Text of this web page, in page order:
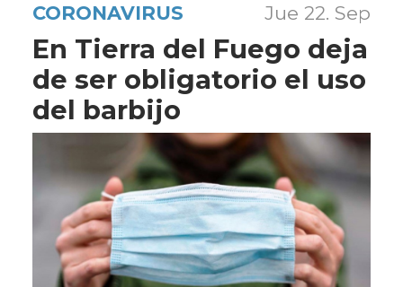
CORONAVIRUS Jue 22. Sep
En Tierra del Fuego deja
de ser obligatorio el uso
del barbijo